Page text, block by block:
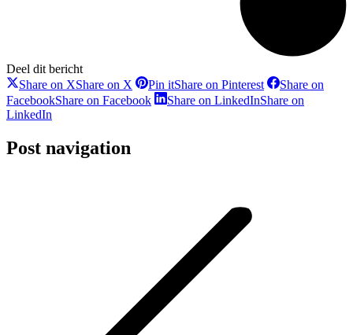
Deel dit bericht
Share on XShare on X Pin itShare on Pinterest
Share on
FacebookShare on Facebook Share on LinkedInShare on
LinkedIn
Post navigation